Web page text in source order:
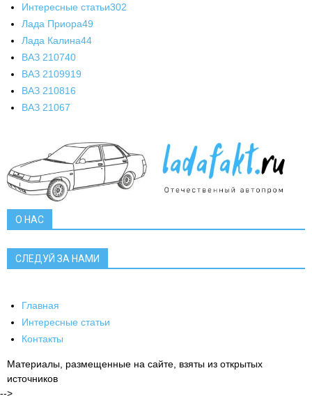
Интересные статьи302
Лада Приора49
Лада Калина44
ВАЗ 210740
ВАЗ 2109919
ВАЗ 210816
ВАЗ 21067
О НАС
СЛЕДУЙ ЗА НАМИ
Главная
Интересные статьи
Контакты
Материалы, размещенные на сайте, взяты из открытых
источников
-->